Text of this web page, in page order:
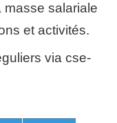
masse salariale
et activités.
via cse-